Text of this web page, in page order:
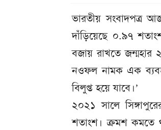
ভারতীয় সংবাদপত্র
দাঁড়িয়েছে ০.৯৭
বজায় রাখতে জন্মহার
নওফল নামক এক
বিলুপ্ত হয়ে যাবে।’
২০২১ সালে
শতাংশ। ক্রমশ কমতে